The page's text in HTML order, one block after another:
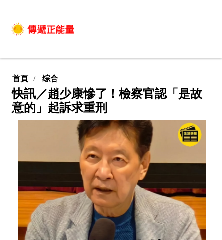
首頁 综合
快訊／趙少康慘了！檢察官認「是故
意的」起訴求重刑